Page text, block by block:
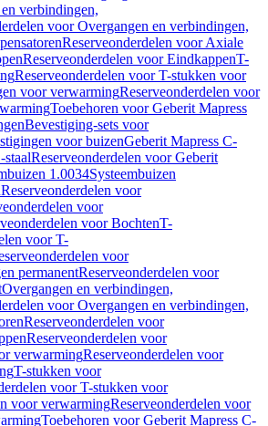
verbindingen,
voor Overgangen en verbindingen,
Reserveonderdelen voor Axiale
Reserveonderdelen voor EindkappenT-
Reserveonderdelen voor T-stukken voor
voor verwarmingReserveonderdelen voor
Toebehoren voor Geberit Mapress
Bevestiging-sets voor
voor buizenGeberit Mapress C-
staalReserveonderdelen voor Geberit
1.0034Systeembuizen
Reserveonderdelen voor
voor
voor BochtenT-
voor T-
voor
permanentReserveonderdelen voor
Overgangen en verbindingen,
voor Overgangen en verbindingen,
Reserveonderdelen voor
Reserveonderdelen voor
verwarmingReserveonderdelen voor
T-stukken voor
voor T-stukken voor
voor verwarmingReserveonderdelen voor
Toebehoren voor Geberit Mapress C-